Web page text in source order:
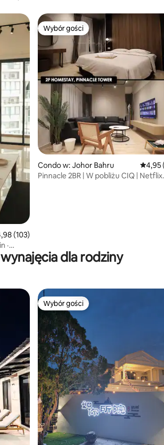
ocena: 4,98 na 5, liczba recenzji: 103
(103)
·
Wybór gości
Wybór gości
Condo w: Johor Bahru
4,95
Pinnacle 2BR | W pobliżu CIQ | Netflix
dla rodziny
Wybór gości
Wybór gości